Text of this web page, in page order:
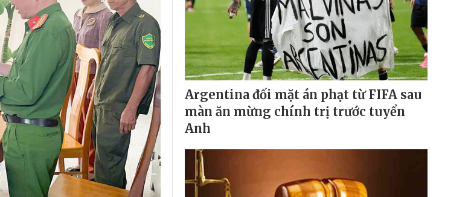
Argentina đối mặt án phạt từ FIFA sau
màn ăn mừng chính trị trước tuyển
Anh